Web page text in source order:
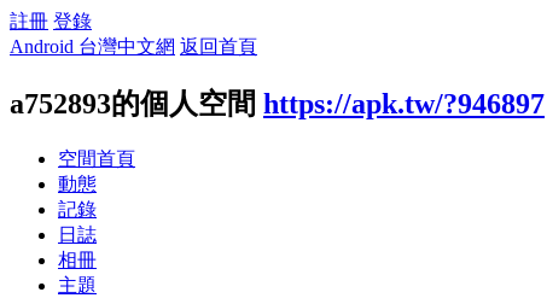
註冊 登錄
Android 台灣中文網 返回首頁
a752893的個人空間 https://apk.tw/?946897
空間首頁
動態
記錄
日誌
相冊
主題